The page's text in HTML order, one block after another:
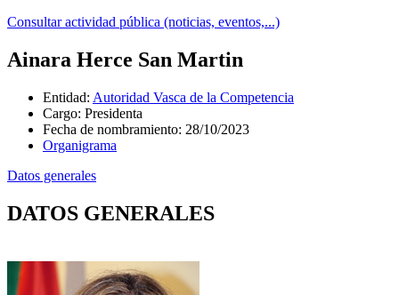
Consultar actividad pública (noticias, eventos,...)
Ainara Herce San Martin
Entidad: Autoridad Vasca de la Competencia
Cargo: Presidenta
Fecha de nombramiento: 28/10/2023
Organigrama
Datos generales
DATOS GENERALES